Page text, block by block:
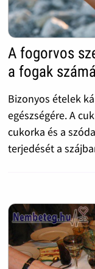
A fogorvos
a fogak
Bizonyos ételek
egészségére. A
cukorka és a
terjedését a